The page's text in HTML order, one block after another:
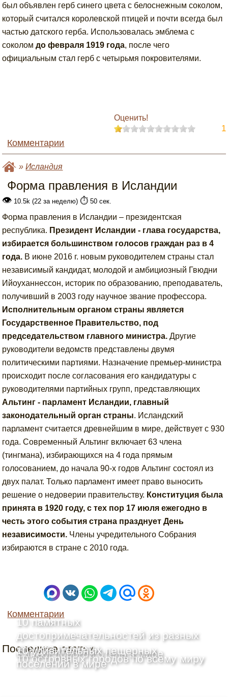
был объявлен герб синего цвета с белоснежным соколом,
который считался королевской птицей и почти всегда был
частью датского герба. Использовалась эмблема с
соколомдо февраля 1919 года, после чего
официальным стал герб с четырьмя покровителями.
Оценить!
1
Комментарии
»Исландия
Форма правления в Исландии
👁 10.5k (22 за неделю) ⏱️ 50 сек.
Форма правления в Исландии – президентская
республика. Президент Исландии - глава государства,
избирается большинством голосов граждан раз в 4
года. В июне 2016 г. новым руководителем страны стал
независимый кандидат, молодой и амбициозный Гвюдни
Ийоуханнессон, историк по образованию, преподаватель,
получивший в 2003 году научное звание профессора.
Исполнительным органом страны является
Государственное Правительство, под
председательством главного министра. Другие
руководители ведомств представлены двумя
политическими партиями. Назначение премьер-министра
происходит после согласования его кандидатуры с
руководителями партийных групп, представляющих
Альтинг - парламент Исландии, главный
законодательный орган страны. Исландский
парламент считается древнейшим в мире, действует с 930
года. Современный Альтинг включает 63 члена
(тингмана), избирающихся на 4 года прямым
голосованием, до начала 90-х годов Альтинг состоял из
двух палат. Только парламент имеет право выносить
решение о недоверии правительству. Конституция была
принята в 1920 году, с тех пор 17 июля ежегодно в
честь этого события страна празднует День
независимости. Члены учредительного Собрания
избираются в стране с 2010 года.
Комментарии
Последние статьи
10 памятных
достопримечательностей из разных
уголков планеты
Самый дорогой отель в мире
10 островных городов по всему миру
10 удивительных пещерных
поселений в мире